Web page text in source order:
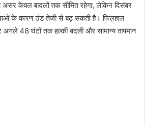
असर केवल बादलों तक सीमित रहेगा, लेकिन दिसंबर
के कारण ठंड तेजी से बढ़ सकती है। फिलहाल
अगले 48 घंटों तक हल्की बदली और सामान्य तापमान